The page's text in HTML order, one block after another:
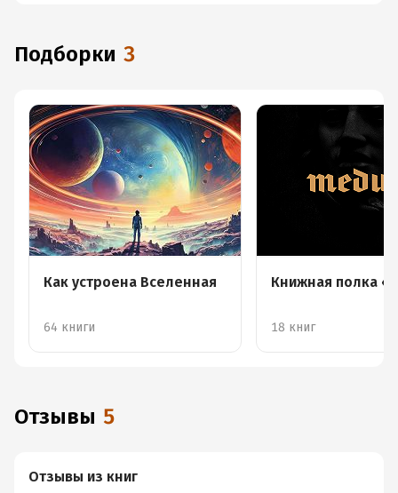
Подборки 3
Как устроена Вселенная
64 книги
Книжная полка
18 книг
Отзывы 5
Отзывы из книг